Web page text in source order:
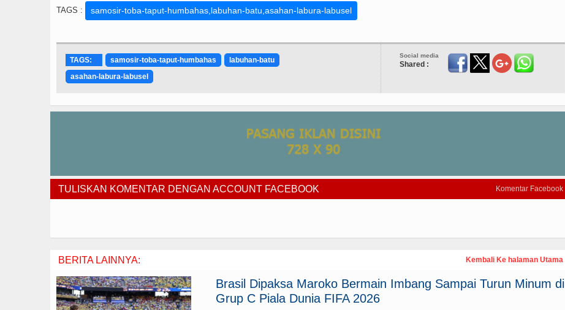
TAGS : samosir-toba-taput-humbahas,labuhan-batu,asahan-labura-labusel
Social media
Shared :
TAGS: samosir-toba-taput-humbahas
labuhan-batu
asahan-labura-labusel
Komentar Facebook
TULISKAN KOMENTAR DENGAN ACCOUNT FACEBOOK
Kembali Ke halaman Utama
BERITA LAINNYA:
Brasil Dipaksa Maroko Bermain Imbang Sampai Turun Minum di
Grup C Piala Dunia FIFA 2026